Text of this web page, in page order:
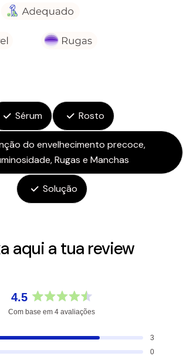
Sérum Rosto
do envelhecimento precoce,
Rugas e Manchas
Solução
aqui a tua review
4.5
Avaliado
com
de
Com base em 4 avaliações
de 5 estrelas 3
de 5 estrelas 0